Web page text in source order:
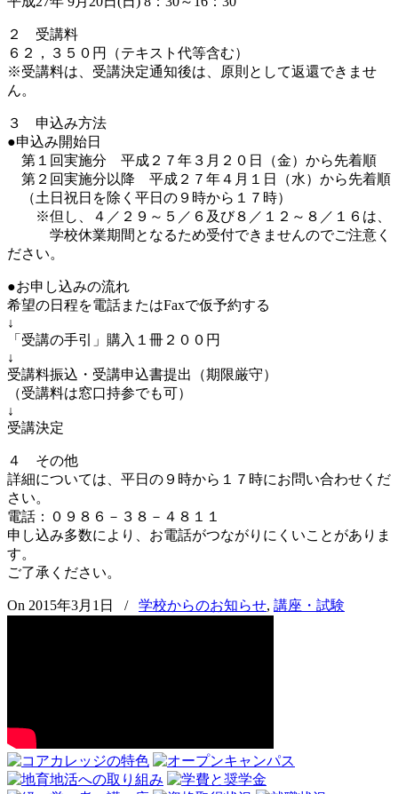
２ 受講料
６２，３５０円（テキスト代等含む）
※受講料は、受講決定通知後は、原則として返還できませ
ん。
３ 申込み方法
●申込み開始日
第１回実施分 平成２７年３月２０日（金）から先着順
第２回実施分以降 平成２７年４月１日（水）から先着順
（土日祝日を除く平日の９時から１７時）
※但し、４／２９～５／６及び８／１２～８／１６は、
学校休業期間となるため受付できませんのでご注意く
ださい。
●お申し込みの流れ
希望の日程を電話またはFaxで仮予約する
↓
「受講の手引」購入１冊２００円
↓
受講料振込・受講申込書提出（期限厳守）
（受講料は窓口持参でも可）
↓
受講決定
４ その他
詳細については、平日の９時から１７時にお問い合わせくだ
さい。
電話：０９８６－３８－４８１１
申し込み多数により、お電話がつながりにくいことがありま
す。
ご了承ください。
On 2015年3月1日 / 学校からのお知らせ, 講座・試験